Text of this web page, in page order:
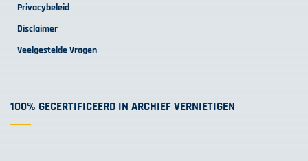
Privacybeleid
Disclaimer
Veelgestelde Vragen
100% GECERTIFICEERD IN ARCHIEF VERNIETIGEN